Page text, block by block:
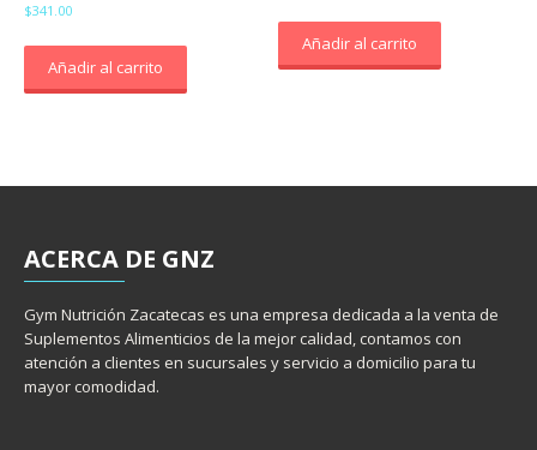
$341.00
Añadir al carrito
Añadir al carrito
ACERCA DE GNZ
Gym Nutrición Zacatecas es una empresa dedicada a la venta de
Suplementos Alimenticios de la mejor calidad, contamos con
atención a clientes en sucursales y servicio a domicilio para tu
mayor comodidad.